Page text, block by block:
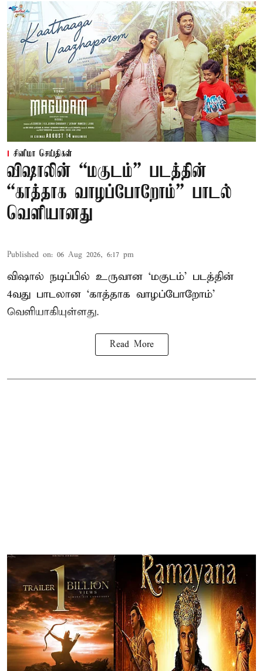
சினிமா செய்திகள்
விஷாலின் “மகுடம்” படத்தின்
“காத்தாக வாழப்போறோம்” பாடல்
வெளியானது
Published on: 06 Aug 2026, 6:17 pm
விஷால் நடிப்பில் உருவான ‘மகுடம்’ படத்தின்
4வது பாடலான ‘காத்தாக வாழப்போறோம்’
வெளியாகியுள்ளது.
Read More